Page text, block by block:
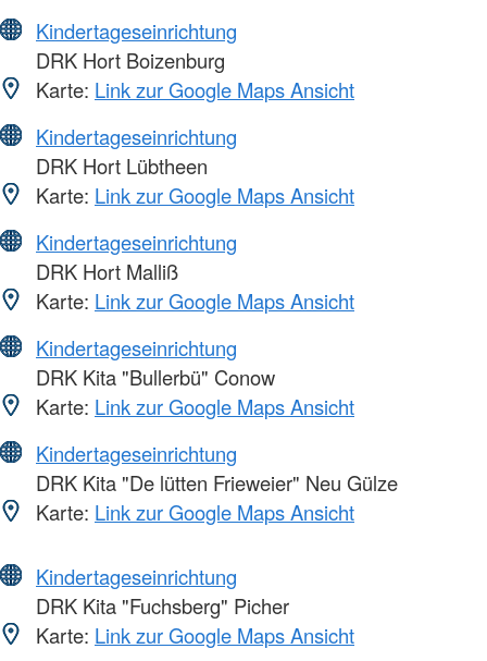
Kindertageseinrichtung
DRK Hort Boizenburg
Karte: Link zur Google Maps Ansicht
Kindertageseinrichtung
DRK Hort Lübtheen
Karte: Link zur Google Maps Ansicht
Kindertageseinrichtung
DRK Hort Malliß
Karte: Link zur Google Maps Ansicht
Kindertageseinrichtung
DRK Kita "Bullerbü" Conow
Karte: Link zur Google Maps Ansicht
Kindertageseinrichtung
DRK Kita "De lütten Frieweier" Neu Gülze
Karte: Link zur Google Maps Ansicht
Kindertageseinrichtung
DRK Kita "Fuchsberg" Picher
Karte: Link zur Google Maps Ansicht